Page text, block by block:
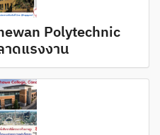
Polytechnic
ดแรงงาน